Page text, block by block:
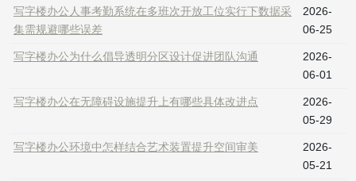
写字楼办公人事考勤系统在多班次开放工位实行下数据采
集需规避哪些误差
2026-
06-25
写字楼办公为什么倡导透明分区设计促进团队沟通
2026-
06-01
写字楼办公在无障碍设施提升上有哪些具体改进点
2026-
05-29
写字楼办公环境中怎样结合艺术装置提升空间审美
2026-
05-21